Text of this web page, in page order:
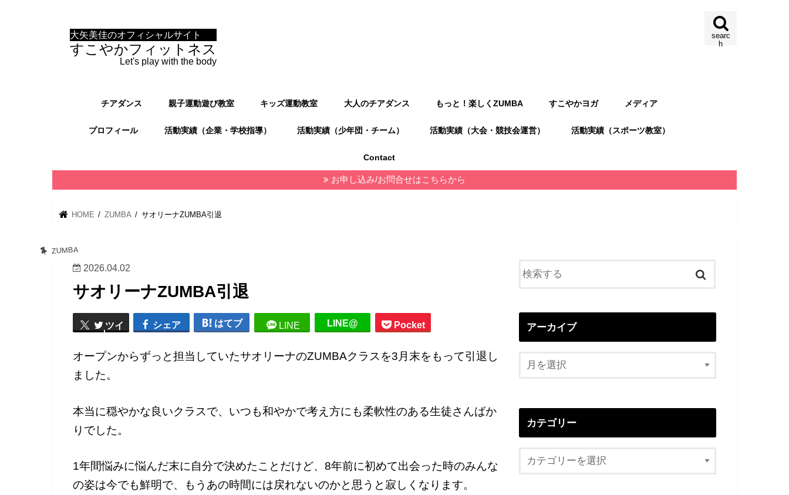
大矢美佳のオフィシャルサイト
すこやかフィットネス
Let's play with the body
searc
h
チアダンス 親子運動遊び教室 キッズ運動教室 大人のチアダンス もっと！楽しくZUMBA すこやかヨガ メディア
プロフィール 活動実績（企業・学校指導） 活動実績（少年団・チーム） 活動実績（大会・競技会運営） 活動実績（スポーツ教室）
Contact
お申し込み/お問合せはこちらから
HOME ZUMBA サオリーナZUMBA引退
ZUMBA
2026.04.02
サオリーナZUMBA引退
ツイ
ート
シェア はてブ LINE LINE@ Pocket
オープンからずっと担当していたサオリーナのZUMBAクラスを3月末をもって引退し
ました。
本当に穏やかな良いクラスで、いつも和やかで考え方にも柔軟性のある生徒さんばか
りでした。
1年間悩みに悩んだ末に自分で決めたことだけど、8年前に初めて出会った時のみんな
の姿は今でも鮮明で、もうあの時間には戻れないのかと思うと寂しくなります。
アーカイブ
カテゴリー